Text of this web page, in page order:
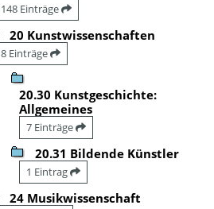
148 Einträge
20 Kunstwissenschaften
8 Einträge
20.30 Kunstgeschichte:
Allgemeines
7 Einträge
20.31 Bildende Künstler
1 Eintrag
24 Musikwissenschaft